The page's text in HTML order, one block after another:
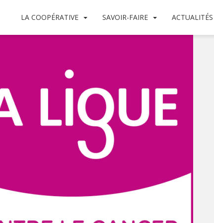
LA COOPÉRATIVE SAVOIR-FAIRE ACTUALITÉS